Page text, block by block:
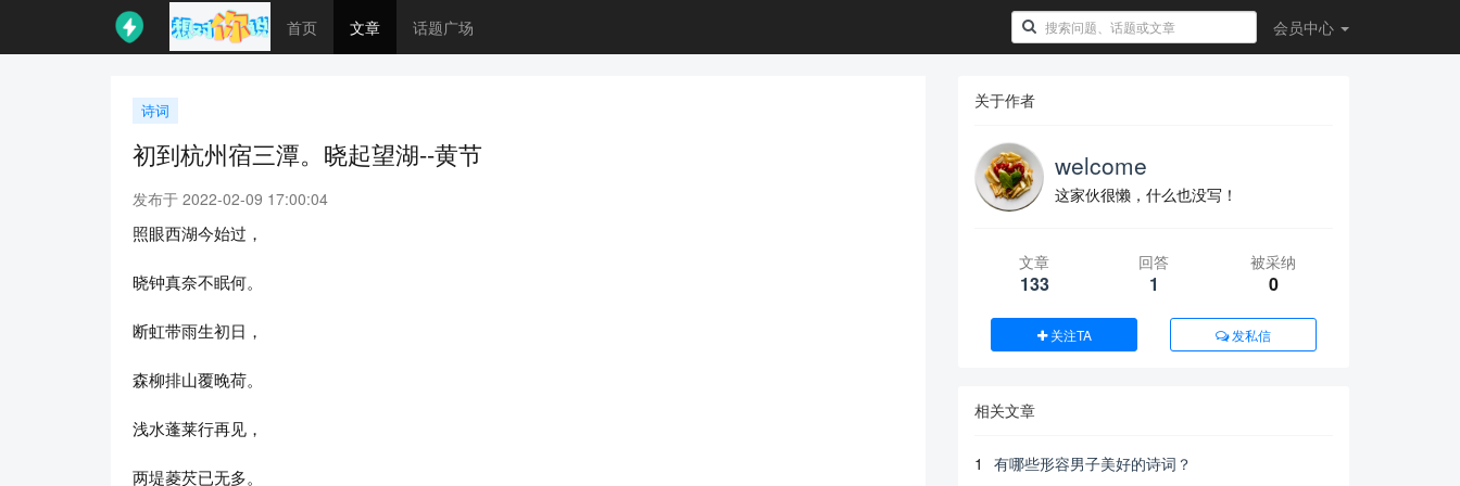
首页 文章 话题广场 会员中心
诗词
初到杭州宿三潭。晓起望湖--黄节
发布于 2022-02-09 17:00:04
照眼西湖今始过，
晓钟真奈不眠何。
断虹带雨生初日，
森柳排山覆晚荷。
浅水蓬莱行再见，
两堤菱芡已无多。
关于作者
welcome
这家伙很懒，什么也没写！
文章
133
回答
1
被采纳
0
关注TA 发私信
相关文章
1 有哪些形容男子美好的诗词？